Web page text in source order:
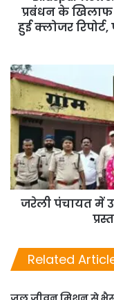
प्रबंधन के खिलाफ
हुई क्लोजर
जरेली पंचायत में
Related